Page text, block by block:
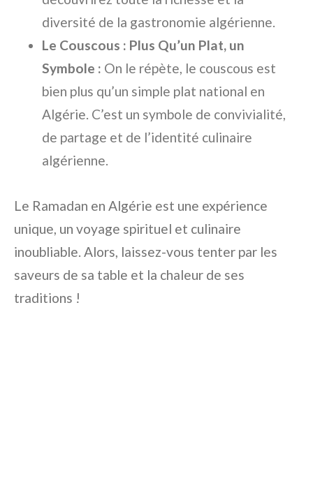
diversité de la gastronomie algérienne.
Le Couscous : Plus Qu’un Plat, un
Symbole : On le répète, le couscous est
bien plus qu’un simple plat national en
Algérie. C’est un symbole de convivialité,
de partage et de l’identité culinaire
algérienne.
Le Ramadan en Algérie est une expérience
unique, un voyage spirituel et culinaire
inoubliable. Alors, laissez-vous tenter par les
saveurs de sa table et la chaleur de ses
traditions !